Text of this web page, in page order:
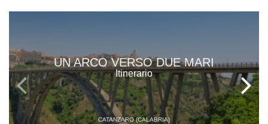
UN ARCO VERSO DUE MARI
Itinerario
CATANZARO (CALABRIA)